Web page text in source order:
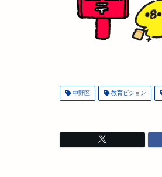
中野区 教育ビジョン